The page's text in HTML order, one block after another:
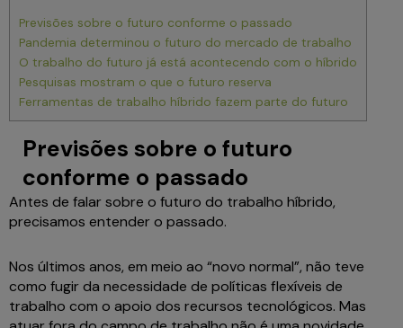
Previsões sobre o futuro conforme o passado
Pandemia determinou o futuro do mercado de trabalho
O trabalho do futuro já está acontecendo com o híbrido
Pesquisas mostram o que o futuro reserva
Ferramentas de trabalho híbrido fazem parte do futuro
Previsões sobre o futuro
conforme o passado
Antes de falar sobre o futuro do trabalho híbrido,
precisamos entender o passado.
Nos últimos anos, em meio ao “novo normal”, não teve
como fugir da necessidade de políticas flexíveis de
trabalho com o apoio dos recursos tecnológicos. Mas